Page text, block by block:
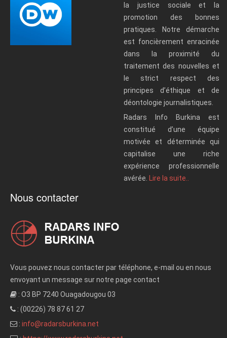
la justice sociale et la
promotion des bonnes
pratiques. Notre démarche
est foncièrement enracinée
dans la proximité du
traitement des nouvelles et
le strict respect des
principes d’éthique et de
déontologie journalistiques.
Radars Info Burkina est
constitué d’une équipe
motivée et déterminée qui
capitalise une riche
expérience professionnelle
avérée.
Lire la suite..
Nous contacter
Vous pouvez nous contacter par téléphone, e-mail ou en nous
envoyant un message sur notre page contact
: O3 BP 7240 Ouagadougou 03
: (00226) 78 87 61 27
: info@radarsburkina.net